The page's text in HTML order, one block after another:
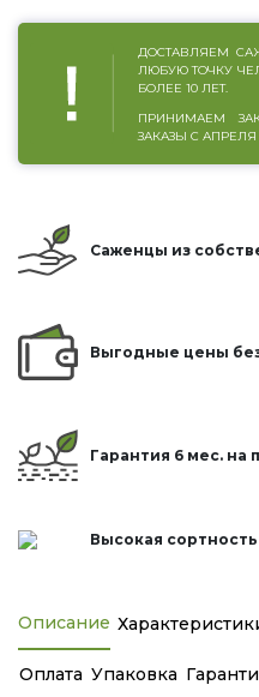
ДОСТАВЛЯЕМ
ЛЮБУЮ ТОЧКУ
БОЛЕЕ 10 ЛЕТ.
ПРИНИМАЕМ
ЗАКАЗЫ С
Саженцы из
Выгодные цены
Гарантия 6 мес. на
Высокая
Описание
Оплата Упаковка